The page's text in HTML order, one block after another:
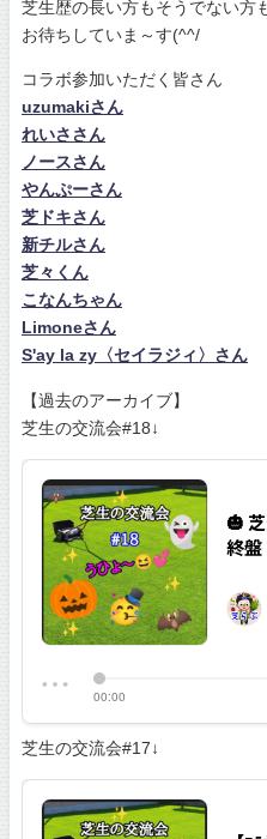
芝生歴の長い方もそうでない方
お待ちしていま～す(^^/
コラボ参加いただく皆さん
uzumakiさん
れいささん
ノースさん
やんぷーさん
芝ドキさん
新チルさん
芝々くん
こなんちゃん
Limoneさん
S'ay la zy〈セイラジィ〉さん
【過去のアーカイブ】
芝生の交流会#18↓
芝生の交流会#17↓